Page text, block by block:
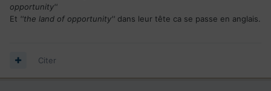
#faitescequejedispascequejefais
opportunity''
Et ''the land of opportunity'' dans leur tête ca se passe en anglais.
Citer